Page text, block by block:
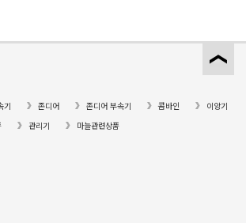
기 존디어 존디어 부속기 콤바인
이앙기
관리기 마늘관련상품